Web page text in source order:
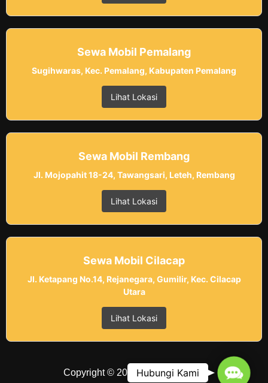
Sewa Mobil Pemalang
Sugihwaras, Kec. Pemalang, Kabupaten Pemalang
Lihat Lokasi
Sewa Mobil Rembang
Jl. Mojopahit 18-24, Tawangsari, Leteh, Rembang
Lihat Lokasi
Sewa Mobil Cilacap
Jl. Ketapang No.14, Rejanegara, Gumilir, Kec. Cilacap
Utara
Lihat Lokasi
Copyright © 2025 Belvania Trans
Hubungi Kami